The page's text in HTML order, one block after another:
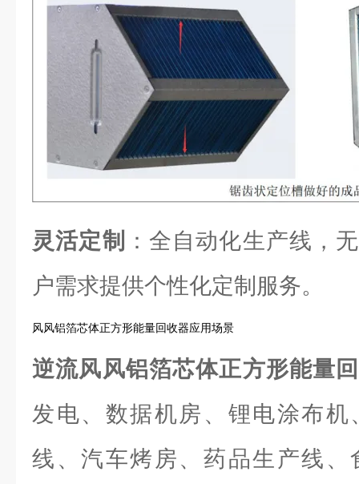
灵活定制
：全自动化生产线，
户需求提供个性化定制服务。
风风铝箔芯体正方形能量回收器应用场景
逆流风风铝箔芯体正方形能量
发电、数据机房、锂电涂布
线、汽车烤房、药品生产线、